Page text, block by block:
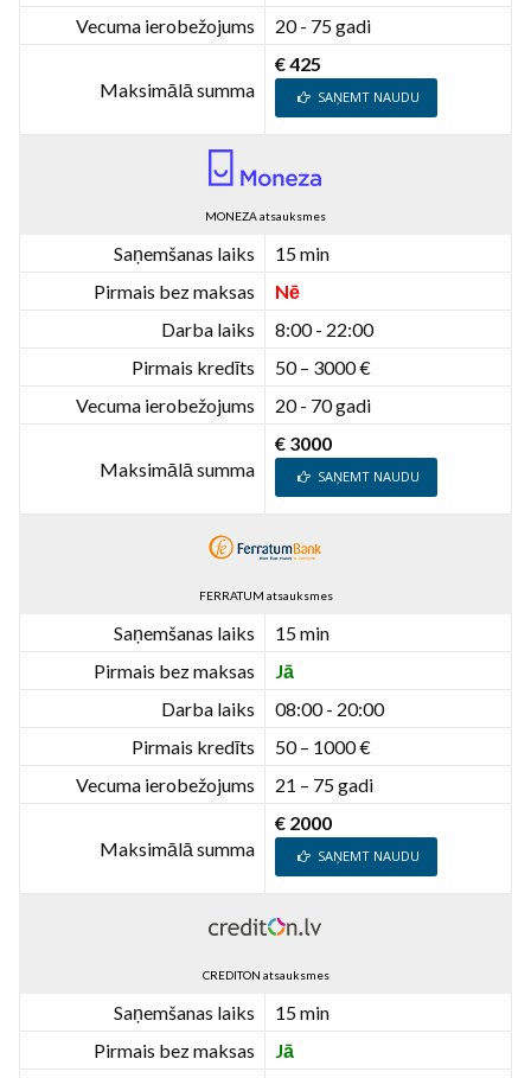
Vecuma ierobežojums
20 - 75 gadi
Maksimālā summa
€ 425
SAŅEMT NAUDU
MONEZA atsauksmes
Saņemšanas laiks
15 min
Pirmais bez maksas
Nē
Darba laiks
8:00 - 22:00
Pirmais kredīts
50 – 3000 €
Vecuma ierobežojums
20 - 70 gadi
Maksimālā summa
€ 3000
SAŅEMT NAUDU
FERRATUM atsauksmes
Saņemšanas laiks
15 min
Pirmais bez maksas
Jā
Darba laiks
08:00 - 20:00
Pirmais kredīts
50 – 1000 €
Vecuma ierobežojums
21 – 75 gadi
Maksimālā summa
€ 2000
SAŅEMT NAUDU
CREDITON atsauksmes
Saņemšanas laiks
15 min
Pirmais bez maksas
Jā